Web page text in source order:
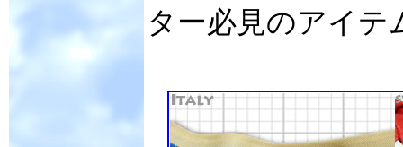
ター必見のアイテ